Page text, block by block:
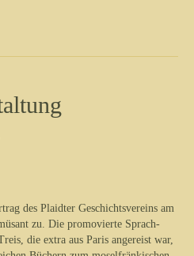
des Plaidter Geschichtsvereins am
zu. Die promovierte Sprach-
die extra aus Paris angereist war,